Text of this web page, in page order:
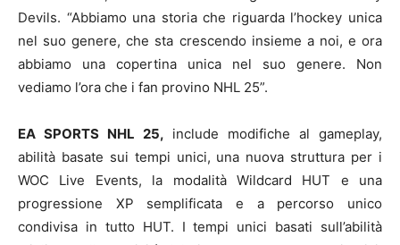
Devils. “Abbiamo una storia che riguarda l’hockey unica
nel suo genere, che sta crescendo insieme a noi, e ora
abbiamo una copertina unica nel suo genere. Non
vediamo l’ora che i fan provino NHL 25”.
EA SPORTS NHL 25, include modifiche al gameplay,
abilità basate sui tempi unici, una nuova struttura per i
WOC Live Events, la modalità Wildcard HUT e una
progressione XP semplificata e a percorso unico
condivisa in tutto HUT. I tempi unici basati sull’abilità